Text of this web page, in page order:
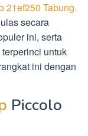
21ef250 Tabung.
secara
ini, serta
untuk
ini dengan
Piccolo